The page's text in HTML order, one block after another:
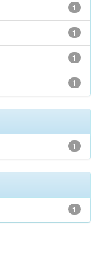
1
1
1
1
1
1